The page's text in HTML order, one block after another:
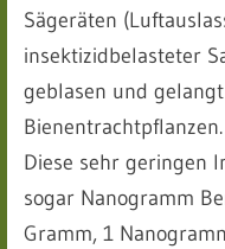
Sägeräten
insektizidbelasteter
geblasen und
Bienentrachtpflanzen.
Diese sehr geringen
sogar Nanogramm
Gramm, 1